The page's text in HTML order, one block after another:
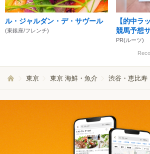
ル・ジャルダン・デ・サヴール
(東銀座/フレンチ)
【的中ラ
競馬予想
PR(ルーツ)
東京 東京 海鮮・魚介 渋谷・恵比寿